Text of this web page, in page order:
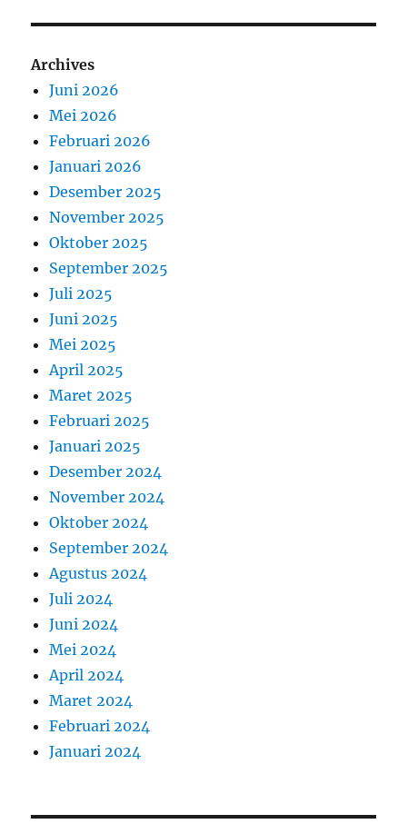
Archives
Juni 2026
Mei 2026
Februari 2026
Januari 2026
Desember 2025
November 2025
Oktober 2025
September 2025
Juli 2025
Juni 2025
Mei 2025
April 2025
Maret 2025
Februari 2025
Januari 2025
Desember 2024
November 2024
Oktober 2024
September 2024
Agustus 2024
Juli 2024
Juni 2024
Mei 2024
April 2024
Maret 2024
Februari 2024
Januari 2024